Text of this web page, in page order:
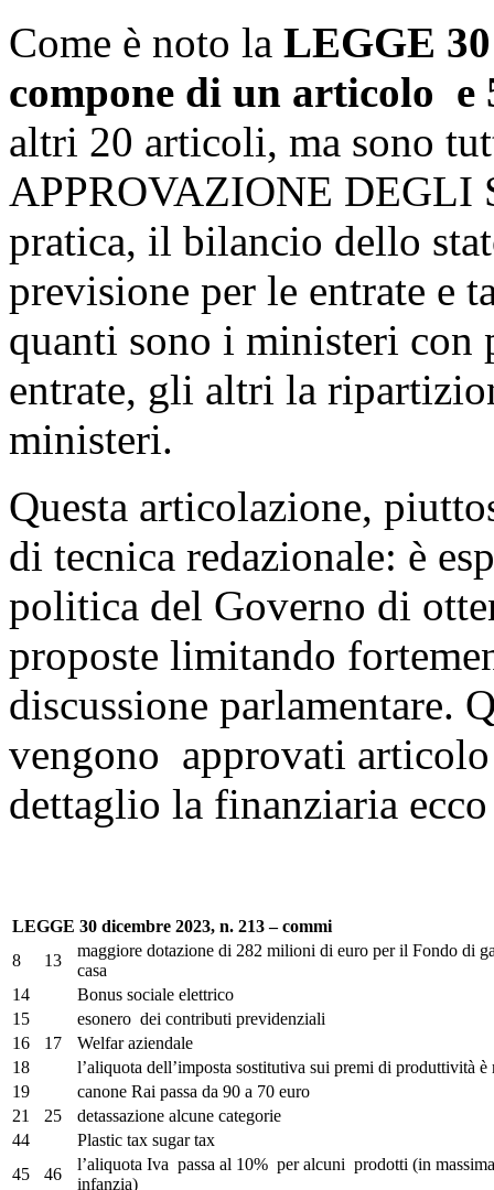
Come è noto la LEGGE
compone di un articolo e
altri 20 articoli, ma sono
APPROVAZIONE DEGLI
pratica, il bilancio dello
previsione per le entrate e
quanti sono i ministeri con
entrate, gli altri la
ministeri.
Questa articolazione,
di tecnica redazionale: è
politica del Governo di
proposte limitando
discussione parlamentare.
vengono approvati
dettaglio la finanziaria
LEGGE 30 dicembre 2023, n. 213 – commi
8
13
maggiore dotazione di 282 milioni di euro per il Fondo di
casa
14
Bonus sociale elettrico
15
esonero dei contributi previdenziali
16
17
Welfar aziendale
18
l’aliquota dell’imposta sostitutiva sui premi di produttività è
19
canone Rai passa da 90 a 70 euro
21
25
detassazione alcune categorie
44
Plastic tax sugar tax
45
46
l’aliquota Iva passa al 10% per alcuni prodotti (in
infanzia)